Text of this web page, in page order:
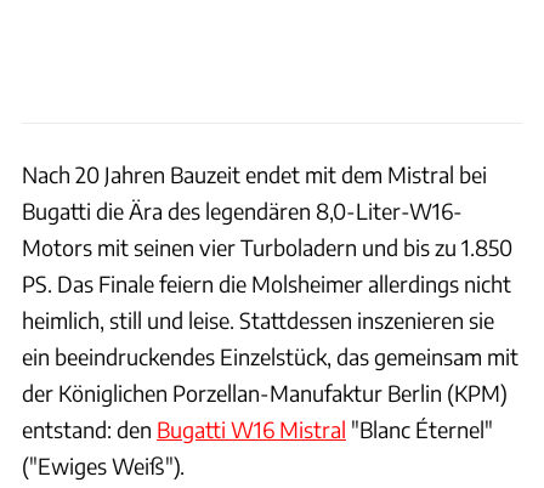
Nach 20 Jahren Bauzeit endet mit dem Mistral bei
Bugatti die Ära des legendären 8,0-Liter-W16-
Motors mit seinen vier Turboladern und bis zu 1.850
PS. Das Finale feiern die Molsheimer allerdings nicht
heimlich, still und leise. Stattdessen inszenieren sie
ein beeindruckendes Einzelstück, das gemeinsam mit
der Königlichen Porzellan-Manufaktur Berlin (KPM)
entstand: den Bugatti W16 Mistral "Blanc Éternel"
("Ewiges Weiß").